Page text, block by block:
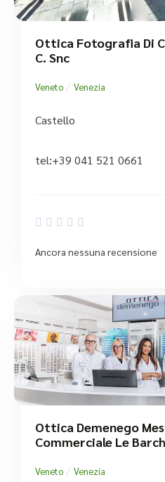
Ottica Fotografia Di
C. Snc
Veneto / Venezia
Castello
tel:+39 041 521 0661
    
Ancora nessuna recensione
Ottica Demenego
Commerciale Le
Veneto / Venezia